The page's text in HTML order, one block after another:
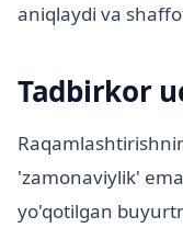
aniqlaydi va
Tadbirkor
'zamonaviylik'
yo'qotilgan